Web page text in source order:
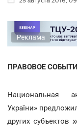
Реклама
ПРАВОВОЕ
Национальная
України»
других субъектов